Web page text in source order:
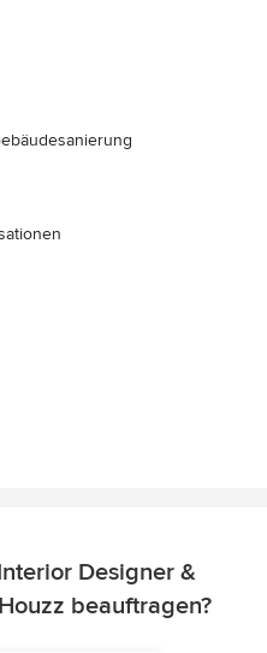
Designer &
beauftragen?